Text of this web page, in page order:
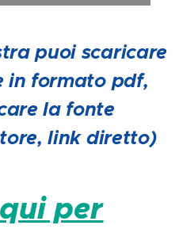
puoi scaricare
in formato pdf,
la fonte
link diretto)
per